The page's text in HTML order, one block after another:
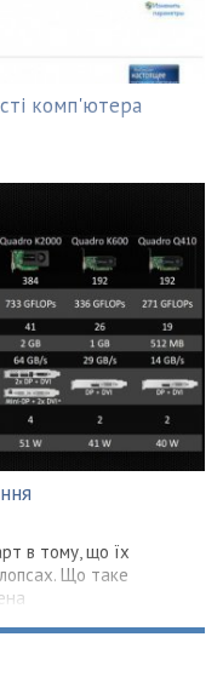
комп'ютера
в тому, що їх
Що таке